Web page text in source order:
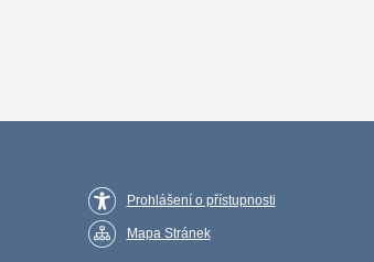
Prohlášení o přístupnosti
Mapa Stránek